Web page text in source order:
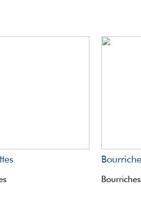
Bourriches